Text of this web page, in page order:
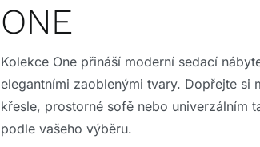
ONE
Kolekce One přináší moderní sedací
elegantními zaoblenými tvary. Dopřejte si
křesle, prostorné sofě nebo univerzálním
podle vašeho výběru.